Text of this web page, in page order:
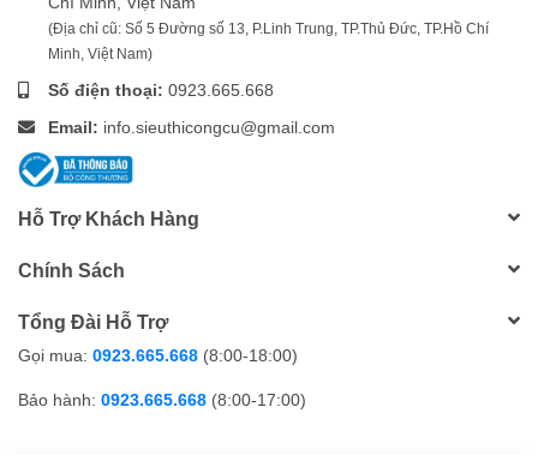
(Địa chỉ cũ: Số 5 Đường số 13, P.Linh Trung, TP.Thủ Đức, TP.Hồ Chí
Minh, Việt Nam)
Số điện thoại: 0923.665.668
Email: info.sieuthicongcu@gmail.com
Hỗ Trợ Khách Hàng
Chính Sách
Tổng Đài Hỗ Trợ
Gọi mua: 0923.665.668 (8:00-18:00)
Bảo hành: 0923.665.668 (8:00-17:00)